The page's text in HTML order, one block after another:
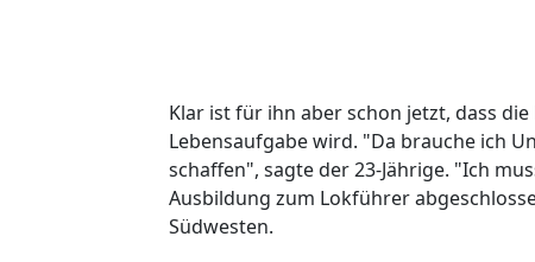
Klar ist für ihn aber schon jetzt, dass
Lebensaufgabe wird. "Da brauche ich
schaffen", sagte der 23-Jährige. "Ich
Ausbildung zum Lokführer
Südwesten.